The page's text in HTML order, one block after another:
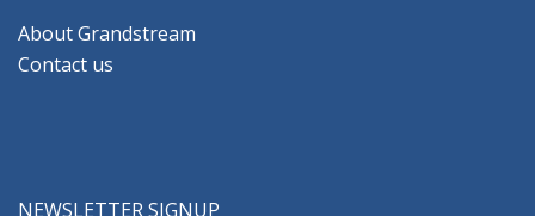
About Grandstream
Contact us
NEWSLETTER SIGNUP